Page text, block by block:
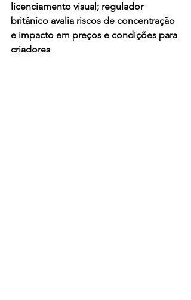
licenciamento visual; regulador
britânico avalia riscos de concentração
e impacto em preços e condições para
criadores